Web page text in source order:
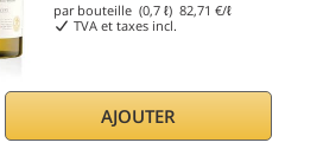
par bouteille (0,7 ℓ)82,71 €/ℓ
TVA et taxes incl.
AJOUTER